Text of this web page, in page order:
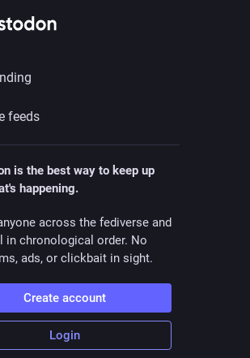
feeds
is the best way to keep up
happening.
across the fediverse and
in chronological order. No
ads, or clickbait in sight.
Create account
Login